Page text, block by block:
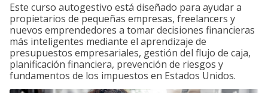
Este curso autogestivo está diseñado para ayudar a
propietarios de pequeñas empresas, freelancers y
nuevos emprendedores a tomar decisiones financieras
más inteligentes mediante el aprendizaje de
presupuestos empresariales, gestión del flujo de caja,
planificación financiera, prevención de riesgos y
fundamentos de los impuestos en Estados Unidos.